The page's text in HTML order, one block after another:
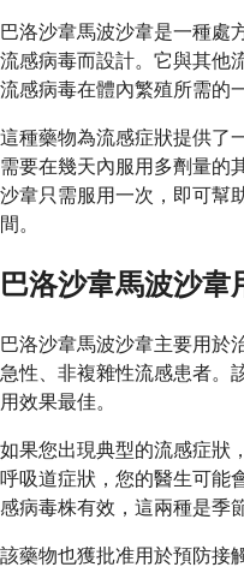
巴洛沙韋馬波沙韋是一種處
流感病毒而設計。它與其他
流感病毒在體內繁殖所需的
這種藥物為流感症狀提供了
需要在幾天內服用多劑量的
沙韋只需服用一次，即可幫
間。
巴洛沙韋馬波沙韋
巴洛沙韋馬波沙韋主要用於
急性、非複雜性流感患者。
用效果最佳。
如果您出現典型的流感症狀
呼吸道症狀，您的醫生可能
感病毒株有效，這兩種是季
該藥物也獲批准用於預防接